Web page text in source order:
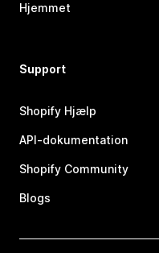
Hjemmet
Support
Shopify Hjælp
API-dokumentation
Shopify Community
Blogs